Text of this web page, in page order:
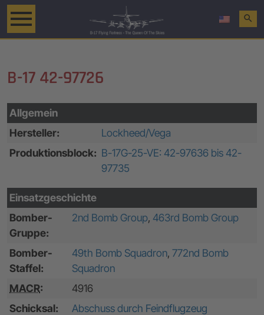
search
B-17 42-97726
Allgemein
Hersteller:
Lockheed/Vega
Produktionsblock: B-17G-25-VE: 42-97636 bis 42-
97735
Einsatzgeschichte
Bomber-
Gruppe:
2nd Bomb Group, 463rd Bomb Group
Bomber-
Staffel:
49th Bomb Squadron, 772nd Bomb
Squadron
MACR:
4916
Schicksal:
Abschuss durch Feindflugzeug